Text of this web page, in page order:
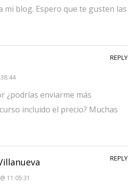
mi blog. Espero que te gusten las
¿podrías enviarme más
incluido el precio? Muchas
REPLY
@ 11:05:31
REPLY